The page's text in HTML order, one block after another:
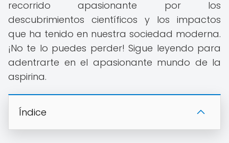
recorrido apasionante por los
descubrimientos científicos y los impactos
que ha tenido en nuestra sociedad moderna.
¡No te lo puedes perder! Sigue leyendo para
adentrarte en el apasionante mundo de la
aspirina.
Índice